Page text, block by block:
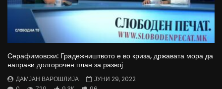
Серафимовски: Градежништвото е во криза, државата мора да
направи долгорочен план за развој
ДАМЈАН ВАРОШЛИЈА
ЈУНИ 29, 2022